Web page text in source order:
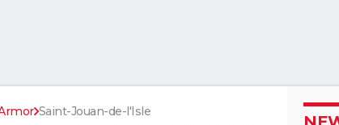
Saint-Jouan-de-l'Isle